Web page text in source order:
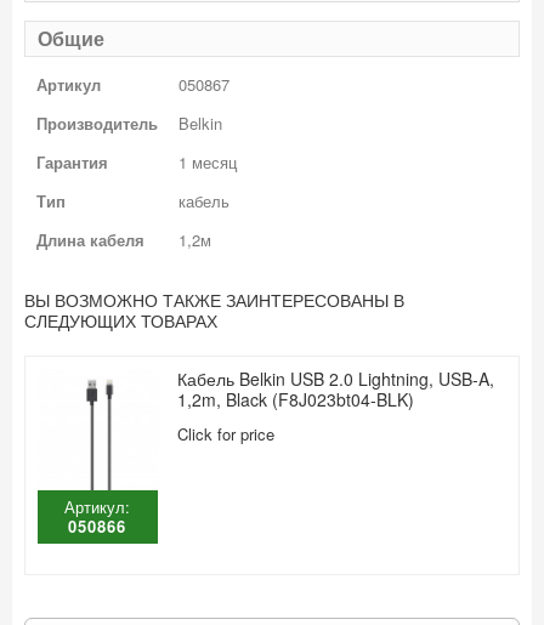
Общие
Артикул
050867
Производитель
Belkin
Гарантия
1 месяц
Тип
кабель
Длина кабеля
1,2м
ВЫ ВОЗМОЖНО ТАКЖЕ ЗАИНТЕРЕСОВАНЫ В
СЛЕДУЮЩИХ ТОВАРАХ
Артикул:
050866
Кабель Belkin USB 2.0 Lightning, USB-A,
1,2m, Black (F8J023bt04-BLK)
Click for price